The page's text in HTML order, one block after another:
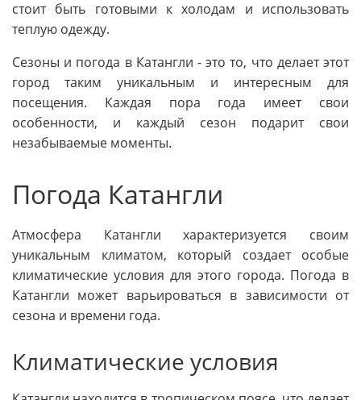
стоит быть готовыми к холодам и использовать
теплую одежду.
Сезоны и погода в Катангли - это то, что делает этот
город таким уникальным и интересным для
посещения. Каждая пора года имеет свои
особенности, и каждый сезон подарит свои
незабываемые моменты.
Погода Катангли
Атмосфера Катангли характеризуется своим
уникальным климатом, который создает особые
климатические условия для этого города. Погода в
Катангли может варьироваться в зависимости от
сезона и времени года.
Климатические условия